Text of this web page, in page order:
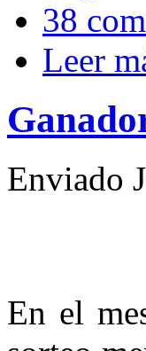
38
Leer
Enviado
En el